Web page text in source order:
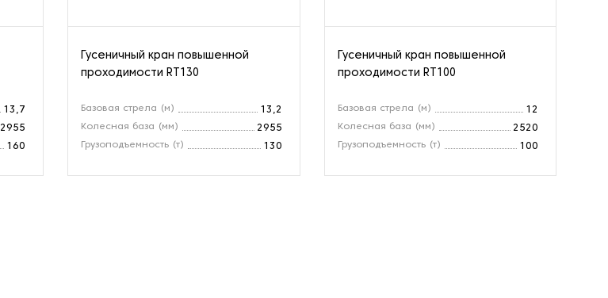
13,7
2955
160
Гусеничный кран повышенной
проходимости RT130
Базовая стрела (м)
13,2
Колесная база (мм)
2955
Грузоподъемность (т)
130
Гусеничный кран повышенной
проходимости RT100
Базовая стрела (м)
12
Колесная база (мм)
2520
Грузоподъемность (т)
100